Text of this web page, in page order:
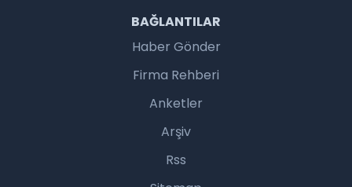
BAĞLANTILAR
Haber Gönder
Firma Rehberi
Anketler
Arşiv
Rss